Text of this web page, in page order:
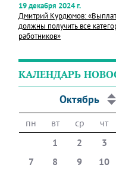
19 декабря 2024 г.
Дмитрий Курдюмов:
должны получить все
работников»
КАЛЕНДАРЬ
Октябрь
пн вт ср чт
1
2 3
7
8 9 10